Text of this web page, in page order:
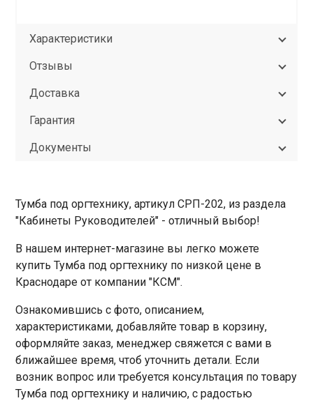
Характеристики
Отзывы
Доставка
Гарантия
Документы
Тумба под оргтехнику, артикул СРП-202, из раздела
"Кабинеты Руководителей" - отличный выбор!
В нашем интернет-магазине вы легко можете
купить Тумба под оргтехнику по низкой цене в
Краснодаре от компании "КСМ".
Ознакомившись с фото, описанием,
характеристиками, добавляйте товар в корзину,
оформляйте заказ, менеджер свяжется с вами в
ближайшее время, чтоб уточнить детали. Если
возник вопрос или требуется консультация по товару
Тумба под оргтехнику и наличию, с радостью